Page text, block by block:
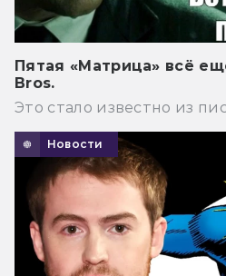
Пятая «Матрица» всё
Bros.
Это стало известно из
Новости